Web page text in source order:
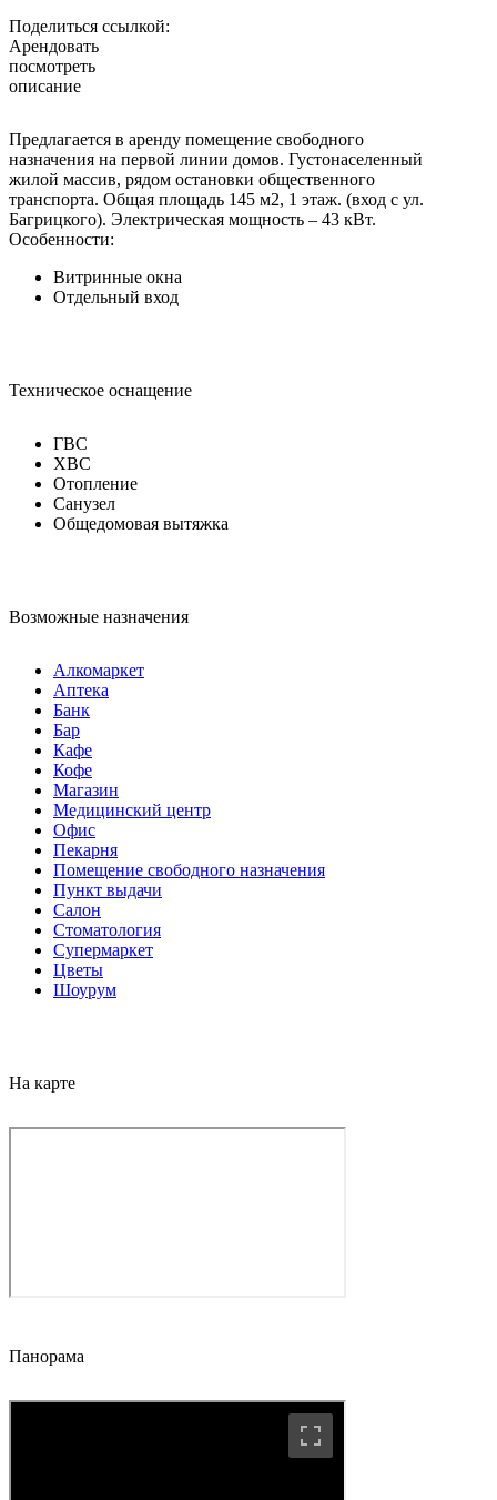
Поделиться ссылкой:
Арендовать
посмотреть
описание
Предлагается в аренду помещение свободного
назначения на первой линии домов. Густонаселенный
жилой массив, рядом остановки общественного
транспорта. Общая площадь 145 м2, 1 этаж. (вход с ул.
Багрицкого). Электрическая мощность – 43 кВт.
Особенности:
Витринные окна
Отдельный вход
Техническое оснащение
ГВС
ХВС
Отопление
Санузел
Общедомовая вытяжка
Возможные назначения
Алкомаркет
Аптека
Банк
Бар
Кафе
Кофе
Магазин
Медицинский центр
Офис
Пекарня
Помещение свободного назначения
Пункт выдачи
Салон
Стоматология
Супермаркет
Цветы
Шоурум
На карте
Панорама